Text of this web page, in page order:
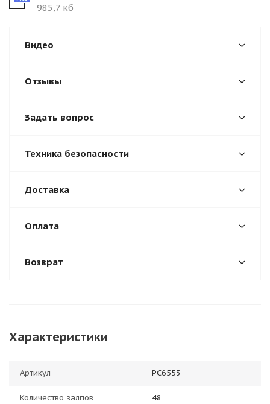
985,7 кб
Видео
Отзывы
Задать вопрос
Техника безопасности
Доставка
Оплата
Возврат
Характеристики
Артикул РС6553
Количество залпов 48